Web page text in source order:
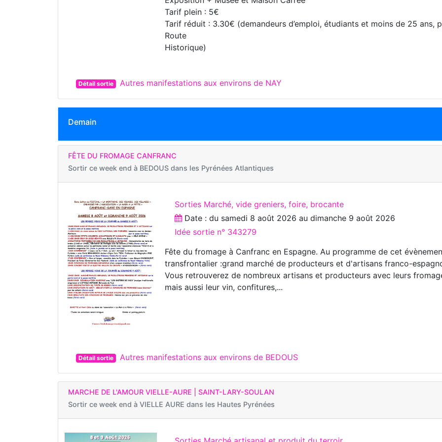
Tarif plein : 5€
Tarif réduit : 3.30€ (demandeurs d’emploi, étudiants et moins de 25 ans,
Route
Historique)
Détail sortie Autres manifestations aux environs de NAY
Demain
FÊTE DU FROMAGE CANFRANC
Sortir ce week end à BEDOUS dans les Pyrénées Atlantiques
Sorties Marché, vide greniers, foire, brocante
Date : du samedi 8 août 2026 audimanche 9 août 2026
Idée sortie n° 343279
Fête du fromage à Canfranc en Espagne. Au programme de cet
transfrontalier :grand marché de producteurs et d'artisans franco-
Vous retrouverez de nombreux artisans et producteurs avec leurs
mais aussi leur vin, confitures,...
Détail sortie Autres manifestations aux environs de BEDOUS
MARCHE DE L'AMOUR VIELLE-AURE | SAINT-LARY-SOULAN
Sortir ce week end à VIELLE AURE dans les Hautes Pyrénées